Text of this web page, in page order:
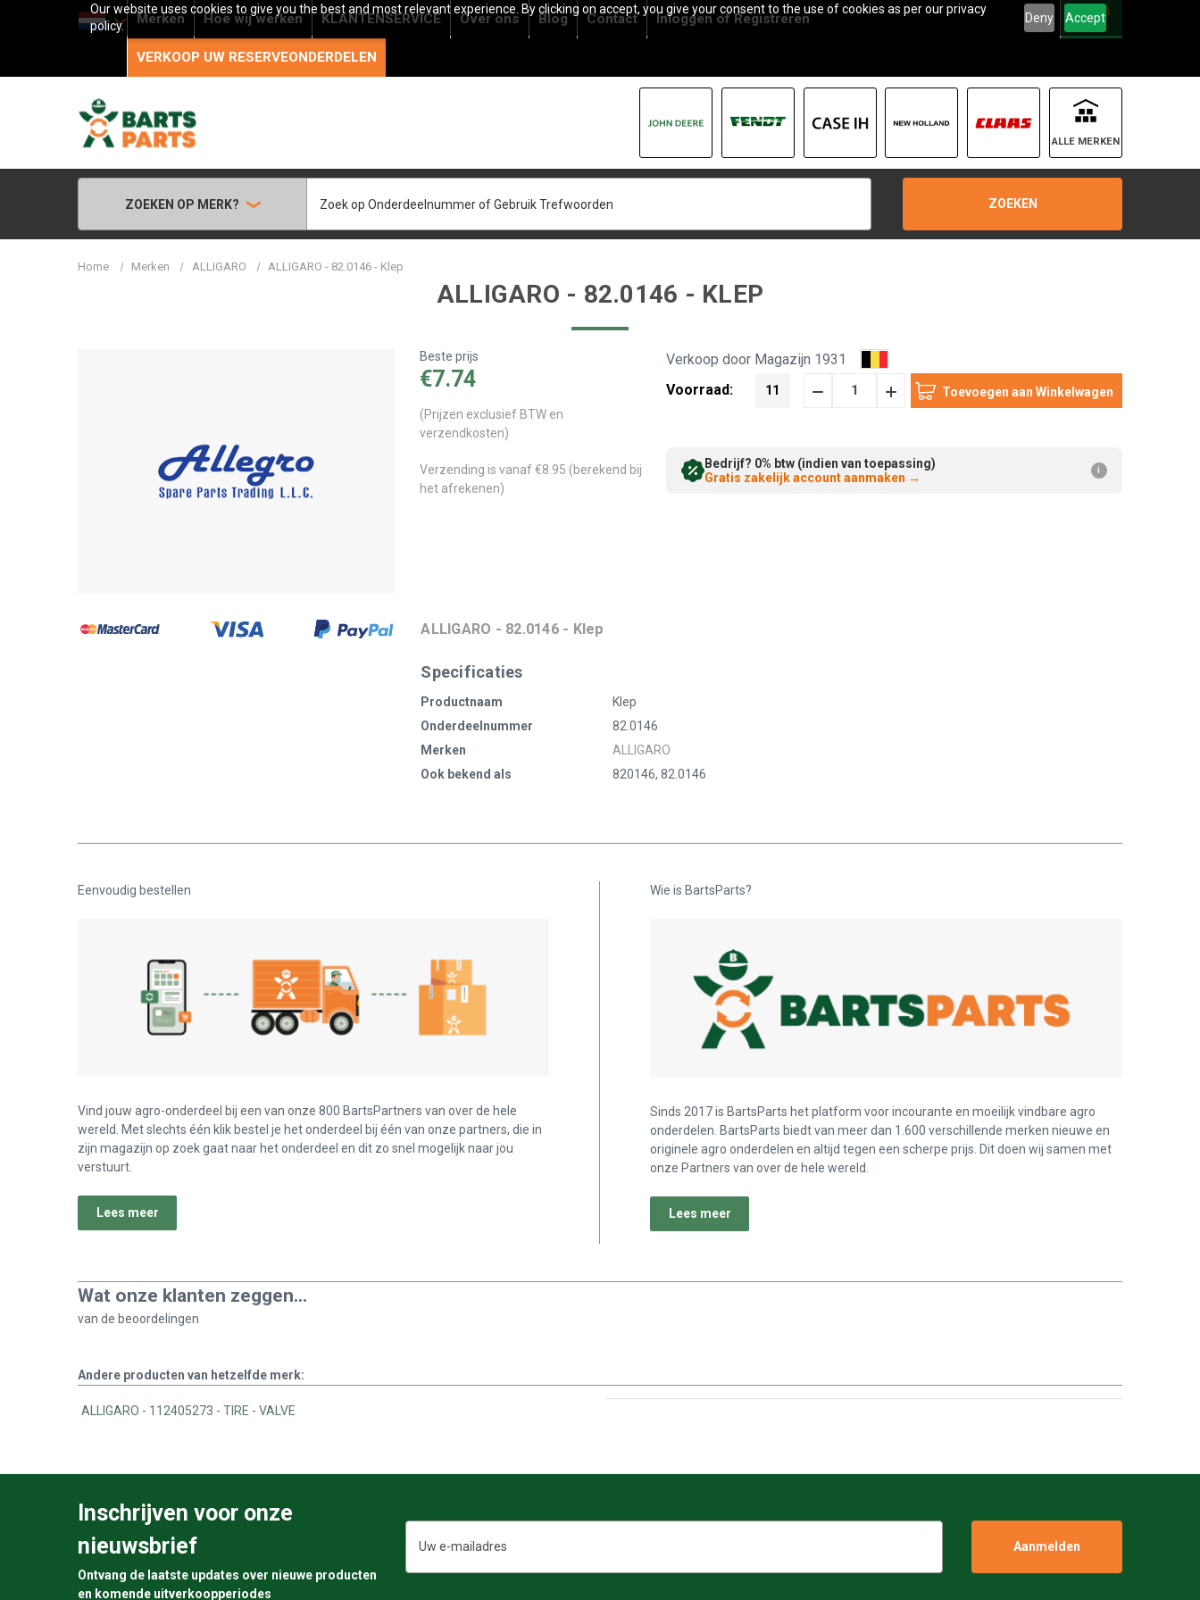
Our website uses cookies to give you the best and most relevant experience. By clicking on accept, you give your consent to the use of cookies as per our privacy
policy.
Deny Accept
Merken Hoe wij werken KLANTENSERVICE Over ons Blog Contact InloggenofRegistreren
VERKOOP UW RESERVEONDERDELEN
0
ALLE MERKEN
ZOEKEN OP MERK?
ZOEKEN
Home Merken ALLIGARO ALLIGARO - 82.0146 - Klep
ALLIGARO - 82.0146 - KLEP
Beste prijs
€7.74
(Prijzen exclusief BTW en
verzendkosten)
Verzending is vanaf €8.95 (berekend bij
het afrekenen)
Verkoop door Magazijn 1931
Voorraad:
11 HoeveelheidHoeveelheid
Bedrijf? 0% btw (indien van toepassing)
Gratis zakelijk account aanmaken → i
ALLIGARO - 82.0146 - Klep
Specificaties
Productnaam
Klep
Onderdeelnummer
82.0146
Merken
ALLIGARO
Ook bekend als
820146, 82.0146
Eenvoudig bestellen
Vind jouw agro-onderdeel bij een van onze 800 BartsPartners van over de hele
wereld. Met slechts één klik bestel je het onderdeel bij één van onze partners, die in
zijn magazijn op zoek gaat naar het onderdeel en dit zo snel mogelijk naar jou
verstuurt.
Lees meer
Wie is BartsParts?
Sinds 2017 is BartsParts het platform voor incourante en moeilijk vindbare agro
onderdelen. BartsParts biedt van meer dan 1.600 verschillende merken nieuwe en
originele agro onderdelen en altijd tegen een scherpe prijs. Dit doen wij samen met
onze Partners van over de hele wereld.
Lees meer
Wat onze klanten zeggen...
van de beoordelingen
Andere producten van hetzelfde merk:
ALLIGARO - 112405273 - TIRE - VALVE
Inschrijven voor onze
nieuwsbrief
Ontvang de laatste updates over nieuwe producten
en komende uitverkoopperiodes
mailadres